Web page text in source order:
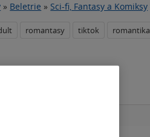
» Beletrie » Sci-fi, Fantasy a Komiksy
romantasy tiktok romantika